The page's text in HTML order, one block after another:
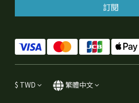
訂閱
$ TWD 繁體中文